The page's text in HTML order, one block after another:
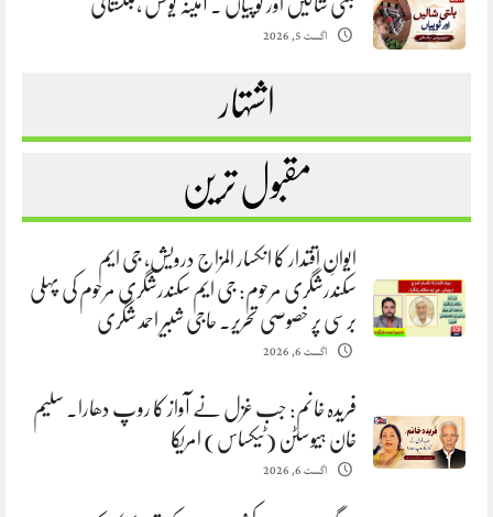
بلتی شالیں اور ٹوپیاں . آمینہ یونس ،بلتستانی
اگست 5, 2026
اشتہار
مقبول ترین
ایوانِ اقتدار کا انکسار المزاج درویش، جی ایم
سکندرشگری مرحوم: جی ایم سکندرشگری مرحوم کی پہلی
برسی پر خصوصی تحریر. حاجی شبیر احمد شگری
اگست 6, 2026
فریدہ خانم: جب غزل نے آواز کا روپ دھارا. سلیم
خان ہیوسٹن (ٹیکساس) امریکا
اگست 6, 2026